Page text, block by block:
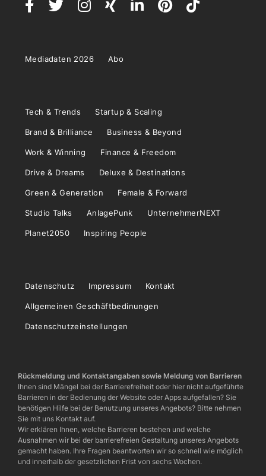
Mediadaten 2026 Abo
Tech & Trends Startup & Scaling
Brand & Brilliance Business & Beyond
Work & Winning Finance & Freedom
Drive & Dreams Deluxe & Destinations
Green & Generation Female & Forward
Studio Talks AnlagePunk UnternehmerNEXT
Planet2050 Inspiring People
Datenschutz Impressum Kontakt
Allgemeinen Geschäftbedinungen
Datenschutzeinstellungen
Rückmeldung und Kontaktangaben sowie Meldung von Barrieren
Ihnen sind Mängel bei der Barrierefreiheit oder hier nicht aufgeführte
Barrieren in der Bedienung der Website oder Apps aufgefallen? Sie
benötigen Hilfe bei der Benutzung unseres Angebots? Bitte nehmen
Sie mit uns Kontakt auf.
Wir erklären Ihnen, welche Barrieren bestehen und welche
Ausnahmen wir bei der barrierefreien Gestaltung unseres Angebots
gemacht haben. Ihre Fragen beantworten wir so schnell wie möglich
und innerhalb der gesetzlichen Frist von sechs Wochen.